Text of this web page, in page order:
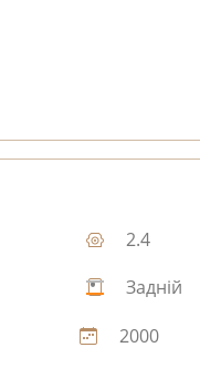
2.4
Задній
2000